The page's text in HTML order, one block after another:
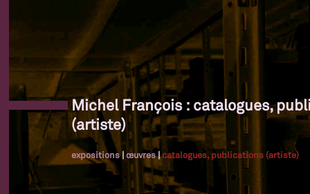
Michel François : catalogues,
(artiste)
expositions|œuvres|catalogues, publications (artiste)